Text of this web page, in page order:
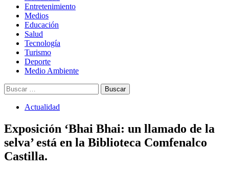
Entretenimiento
Medios
Educación
Salud
Tecnología
Turismo
Deporte
Medio Ambiente
Buscar:
Actualidad
Exposición ‘Bhai Bhai: un llamado de la
selva’ está en la Biblioteca Comfenalco
Castilla.